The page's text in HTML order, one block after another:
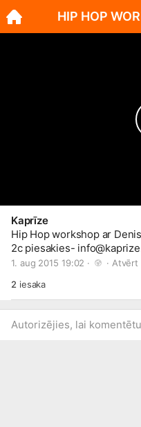
Kaprīze
Hip Hop workshop ar
2c piesakies- info@
1. aug 2015 19:02 · · Atvērt
2 iesaka
Autorizējies, lai komentētu
HIP HOP